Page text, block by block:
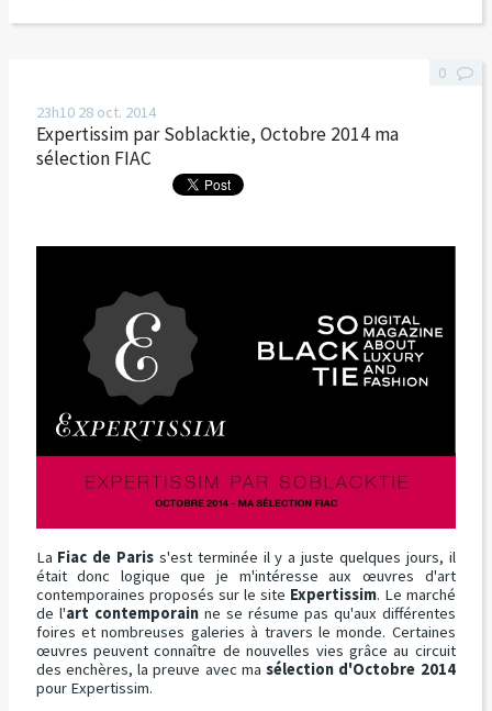
23h10 28 oct. 2014
Expertissim par Soblacktie, Octobre 2014 ma
sélection FIAC
La Fiac de Paris s'est terminée il y a juste quelques jours, il
était donc logique que je m'intéresse aux œuvres d'art
contemporaines proposés sur le site Expertissim. Le marché
de l'art contemporainne se résume pas qu'aux différentes
foires et nombreuses galeries à travers le monde. Certaines
œuvres peuvent connaître de nouvelles vies grâce au circuit
des enchères, la preuve avec masélection d'Octobre 2014
pour Expertissim.
0